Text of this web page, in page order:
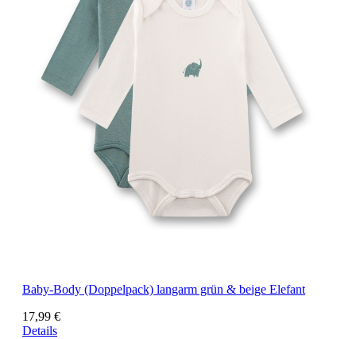
Baby-Body (Doppelpack) langarm grün & beige Elefant
17,99 €
Details